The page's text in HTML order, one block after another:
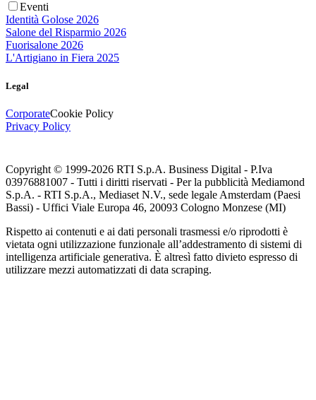
Eventi
Identità Golose 2026
Salone del Risparmio 2026
Fuorisalone 2026
L'Artigiano in Fiera 2025
Legal
CorporateCookie Policy
Privacy Policy
Copyright © 1999-2026 RTI S.p.A. Business Digital - P.Iva
03976881007 - Tutti i diritti riservati - Per la pubblicità Mediamond
S.p.A. - RTI S.p.A., Mediaset N.V., sede legale Amsterdam (Paesi
Bassi) - Uffici Viale Europa 46, 20093 Cologno Monzese (MI)
Rispetto ai contenuti e ai dati personali trasmessi e/o riprodotti è
vietata ogni utilizzazione funzionale all’addestramento di sistemi di
intelligenza artificiale generativa. È altresì fatto divieto espresso di
utilizzare mezzi automatizzati di data scraping.